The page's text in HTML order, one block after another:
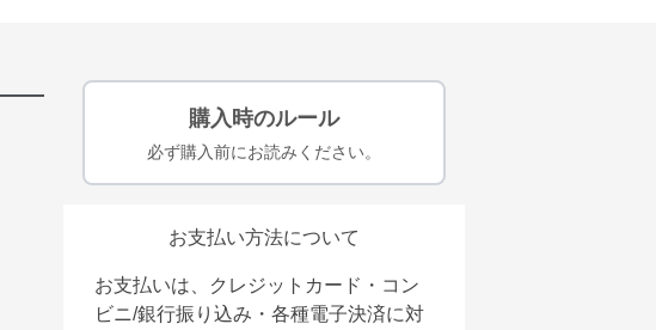
購入時のルール
必ず購入前にお読みください。
お支払い方法について
お支払いは、クレジットカード・コン
ビニ/銀行振り込み・各種電子決済に対